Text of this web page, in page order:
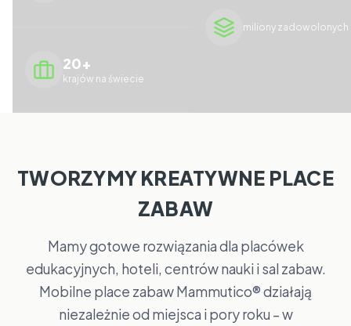
20+
krajów na świecie
miliony
TWORZYMY KREATYWNE PLACE
ZABAW
Mamy gotowe rozwiązania dla placówek
edukacyjnych, hoteli, centrów nauki i sal zabaw.
Mobilne place zabaw Mammutico® działają
niezależnie od miejsca i pory roku – w